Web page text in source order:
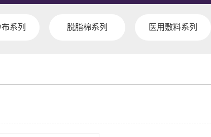
系列 脱脂棉系列 医用敷料系列